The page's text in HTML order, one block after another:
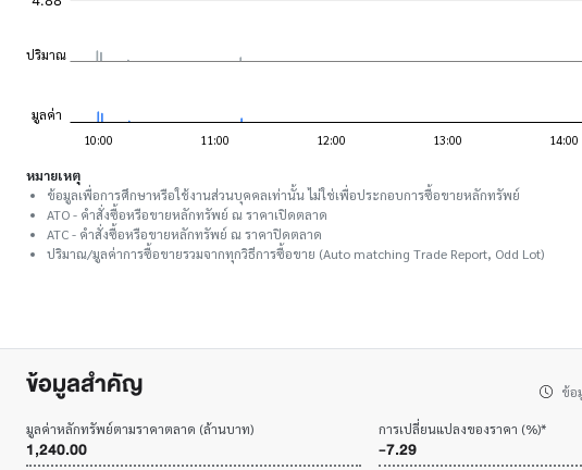
หมายเหตุ
ข้อมูลเพื่อการศึกษาหรือใช้งานส่วนบุคคลเท่านั้น ไม่ใช่เพื่อประกอบการซื้อขายหลักทรัพย์
ATO - คำสั่งซื้อหรือขายหลักทรัพย์ ณ ราคาเปิดตลาด
ATC - คำสั่งซื้อหรือขายหลักทรัพย์ ณ ราคาปิดตลาด
ปริมาณ/มูลค่าการซื้อขายรวมจากทุกวิธีการซื้อขาย (Auto matching Trade Report, Odd Lot)
ข้อมูลสำคัญ ข้อ
มูลค่าหลักทรัพย์ตามราคาตลาด (ล้านบาท)
1,240.00
การเปลี่ยนแปลงของราคา (%)*
-7.29